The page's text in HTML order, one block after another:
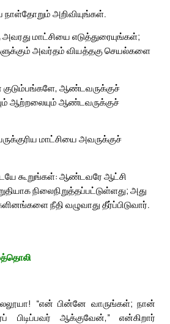
அறிவியுங்கள்.
மாட்சியை எடுத்துரையுங்கள்;
அவர்தம் வியத்தகு செயல்களை
ஆண்டவருக்குச்
ஆற்றலையும் ஆண்டவருக்குச்
மாட்சியை அவருக்குச்
கூறுங்கள்: ஆண்டவரே ஆட்சி
நிலைநிறுத்தப்பட்டுள்ளது; அது
நீதி வழுவாது தீர்ப்பிடுவார்.
“என் பின்னே வாருங்கள்; நான்
பிடிப்பவர் ஆக்குவேன்,” என்கிறார்